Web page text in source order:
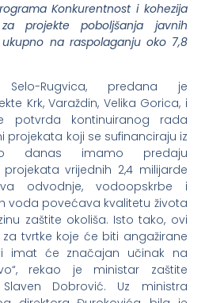
Konkurentnost i kohezija
za projekte poboljšanja javnih
na raspolaganju oko 7,8
Rugvica, predana je
Krk, Varaždin, Velika Gorica, i
potvrda kontinuiranog rada
projekata koji se sufinanciraju iz
danas imamo predaju
vrijednih 2,4 milijarde
odvodnje, vodoopskrbe i
voda povećava kvalitetu života
zaštite okoliša. Isto tako, ovi
tvrtke koje će biti angažirane
imat će značajan učinak na
rekao je ministar zaštite
Dobrović. Uz ministra